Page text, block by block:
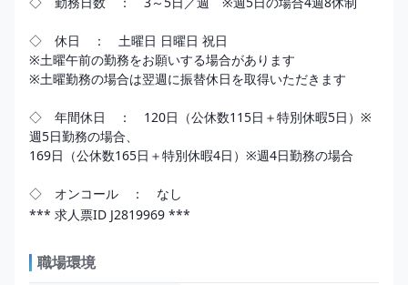
◇　休日　：　土曜日 日曜日 祝日
※土曜午前の勤務をお願いする場合があります
※土曜勤務の場合は翌週に振替休日を取得いただきます
◇　年間休日　：　120日（公休数115日＋特別休暇5日）※
週5日勤務の場合、
169日（公休数165日＋特別休暇4日）※週4日勤務の場合
*** 求人票ID J2819969 ***
職場環境